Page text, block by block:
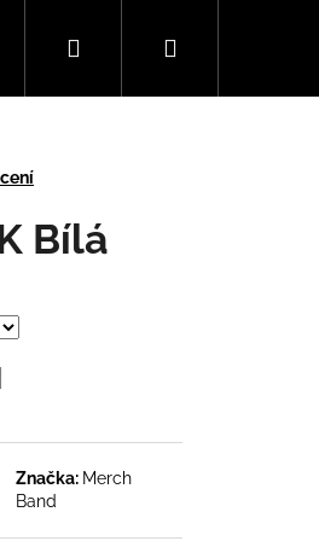
HudbaPřihlášeníNákupní
Bílá
Značka: Merch
Band